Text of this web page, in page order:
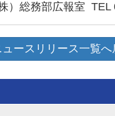
） 総務部広報室 TEL
ュースリリース一覧へ